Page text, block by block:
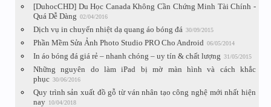
[DuhocCHD] Du Học Canada Không Cần Chứng Minh Tài Chính -
Quá Dễ Dàng 02/04/2016
Dịch vụ in chuyển nhiệt dạ quang áo bóng đá 30/09/2015
Phần Mềm Sửa Ảnh Photo Studio PRO Cho Android 06/05/2014
In áo bóng đá giá rẻ – nhanh chóng – uy tín & chất lượng 31/05/2015
Những nguyên do làm iPad bị mờ màn hình và cách khắc
phục 30/06/2016
Quy trình sản xuất đồ gỗ từ ván nhân tạo công nghệ mới nhất hiện
nay 10/04/2018